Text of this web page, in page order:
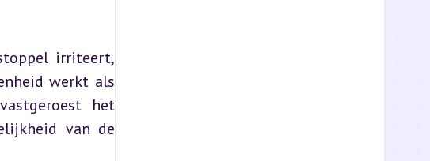
irriteert,
werkt als
het
van de